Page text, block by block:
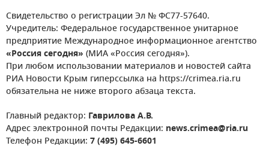
Свидетельство о регистрации Эл № ФС77-57640.
Учредитель: Федеральное государственное унитарное
предприятие Международное информационное агентство
«Россия сегодня» (МИА «Россия сегодня»).
При любом использовании материалов и новостей сайта
РИА Новости Крым гиперссылка на https://crimea.ria.ru
обязательна не ниже второго абзаца текста.
Главный редактор: Гаврилова А.В.
Адрес электронной почты Редакции: news.crimea@ria.ru
Телефон Редакции: 7 (495) 645-6601